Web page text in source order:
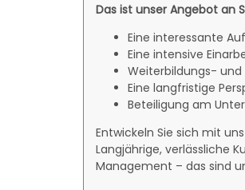
Das ist unser Angebot an
Eine interessante
Eine intensive
Weiterbildungs-
Eine langfristige
Beteiligung am
Entwickeln Sie sich mit
Langjährige, verlässliche
Management – das sind